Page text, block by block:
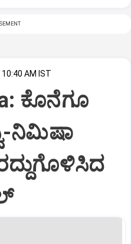
AM IST
ಕೊನೆಗೂ
ನಿಮಿಷಾ